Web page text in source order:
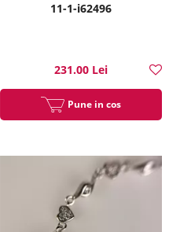
11-1-i62496
231.00 Lei
Pune in cos